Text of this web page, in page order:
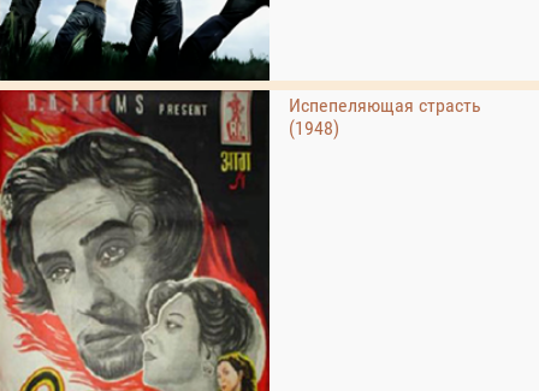
Испепеляющая страсть
(1948)